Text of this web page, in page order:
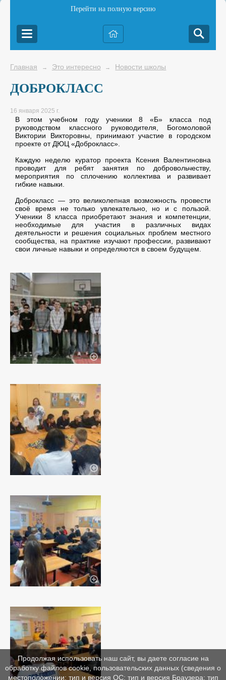
Перейти на полную версию
Главная → Это интересно → Новости школы
ДОБРОКЛАСС
16 января 2025 г.
В этом учебном году ученики 8 «Б» класса под
руководством классного руководителя, Богомоловой
Виктории Викторовны, принимают участие в городском
проекте от ДЮЦ «Доброкласс».
Каждую неделю куратор проекта Ксения Валентиновна
проводит для ребят занятия по добровольчеству,
мероприятия по сплочению коллектива и развивает
гибкие навыки.
Доброкласс — это великолепная возможность провести
своё время не только увлекательно, но и с пользой.
Ученики 8 класса приобретают знания и компетенции,
необходимые для участия в различных видах
деятельности и решения социальных проблем местного
сообщества, на практике изучают профессии, развивают
свои личные навыки и определяются в своем будущем.
Продолжая использовать наш сайт, вы даете согласие на
обработку файлов cookie, пользовательских данных (сведения о
местоположении; тип и версия ОС; тип и версия Браузера; тип